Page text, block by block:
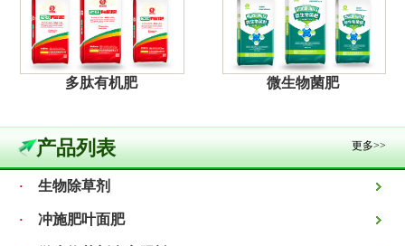
多肽有机肥 微生物菌肥
产品列表 更多>>
· 生物除草剂
· 冲施肥叶面肥